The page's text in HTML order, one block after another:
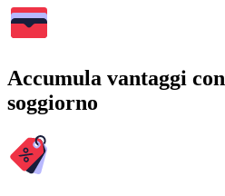
Accumula vantaggi
soggiorno